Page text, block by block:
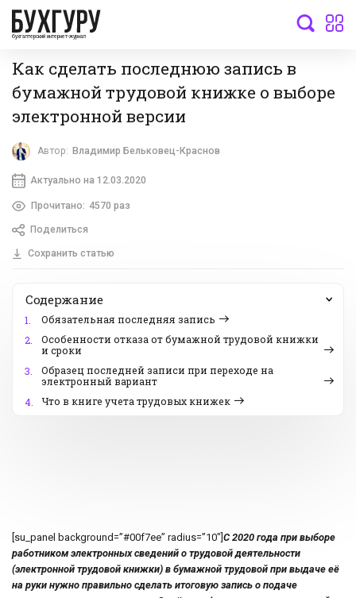
бухгалтерский интернет-журнал
Как сделать последнюю запись в
бумажной трудовой книжке о выборе
электронной версии
Автор: Владимир Бельковец-Краснов
Актуально на 12.03.2020
Прочитано: 4570 раз
Поделиться
Сохранить статью
Содержание
1.
Обязательная последняя запись
2.
Особенности отказа от бумажной трудовой книжки
и сроки
3.
Образец последней записи при переходе на
электронный вариант
4.
Что в книге учета трудовых книжек
[su_panel background=”#00f7ee” radius=”10″] С 2020 года при выборе
работником электронных сведений о трудовой деятельности
(электронной трудовой книжки) в бумажной трудовой при выдаче её
на руки нужно правильно сделать итоговую запись о подаче